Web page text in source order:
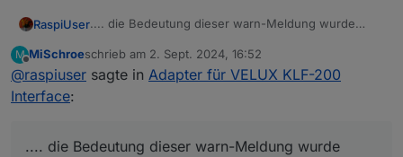
RaspiUser.... die Bedeutung dieser warn-Meldung wurde
gabe es nicht / habe ich nicht gefunden. Vielleicht
jetzt ? Muss man (vorsichtshalber) etwas tun ?
admin.0
M
Offline
MiSchroeschrieb am 2. Sept. 2024, 16:52
zuletzt editiert von
@raspiuser sagte in Adapter für VELUX KLF-200
Interface:
.... die Bedeutung dieser warn-Meldung wurde